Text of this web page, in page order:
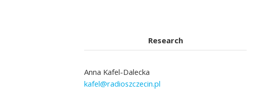
Research
Anna Kafel-Dalecka
kafel@radioszczecin.pl